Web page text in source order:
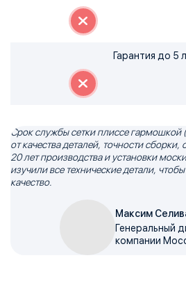
Гарантия до 5
Срок службы сетки плиссе гармошкой
от качества деталей, точности
20 лет производства и установки
изучили все технические детали,
качество.
Максим
Генеральный
компании